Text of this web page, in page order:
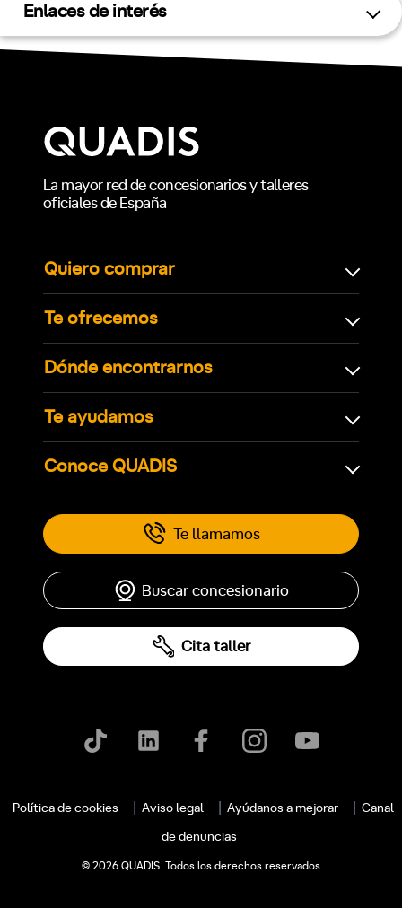
Enlaces de interés
La mayor red de concesionarios y talleres
oficiales de España
Quiero comprar
Te ofrecemos
Dónde encontrarnos
Te ayudamos
Conoce QUADIS
Te llamamos
Buscar concesionario
Cita taller
Política de cookies Aviso legal Ayúdanos a mejorar Canal
de denuncias
© 2026 QUADIS. Todos los derechos reservados